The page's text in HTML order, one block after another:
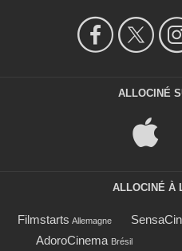
ALLOCINÉ
ALLOCINÉ À
Filmstarts Allemagne
AdoroCinema Brésil